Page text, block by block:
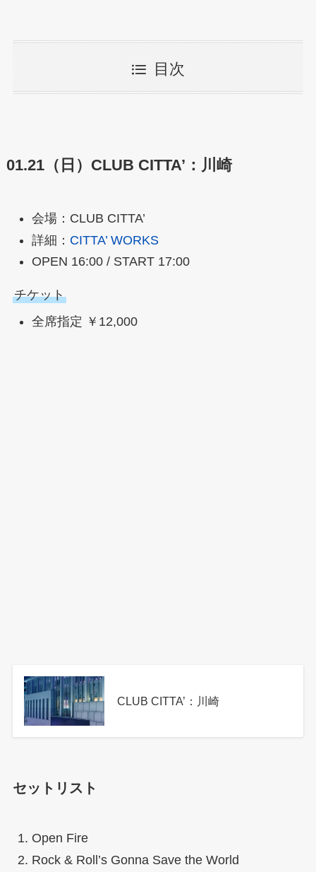
目次
01.21（日）CLUB CITTA’：川崎
会場：CLUB CITTA’
詳細： CITTA’ WORKS
OPEN 16:00 / START 17:00
チケット
全席指定 ￥12,000
CLUB CITTA’：川崎
セットリスト
Open Fire
Rock & Roll’s Gonna Save the World